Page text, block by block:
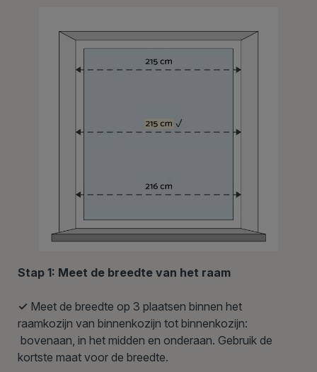
Stap 1: Meet de breedte van het raam
✓ Meet de breedte op 3 plaatsen binnen het
raamkozijn van binnenkozijn tot binnenkozijn:
bovenaan, in het midden en onderaan. Gebruik de
kortste maat voor de breedte.